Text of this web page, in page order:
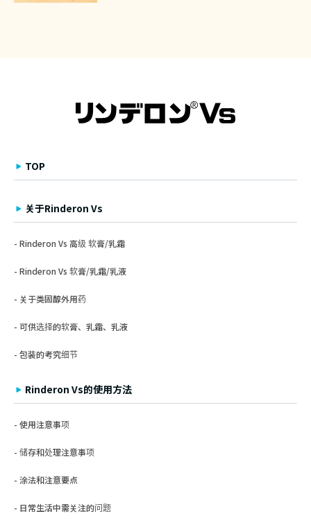
TOP
关于Rinderon Vs
Rinderon Vs 高级 软膏/乳霜
Rinderon Vs 软膏/乳霜/乳液
关于类固醇外用药
可供选择的软膏、乳霜、乳液
包装的考究细节
Rinderon Vs的使用方法
使用注意事项
储存和处理注意事项
涂法和注意要点
日常生活中需关注的问题